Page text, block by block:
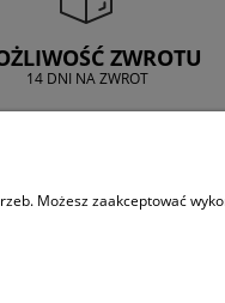
ZWROTU
14 DNI NA ZWROT
Możesz zaakceptować